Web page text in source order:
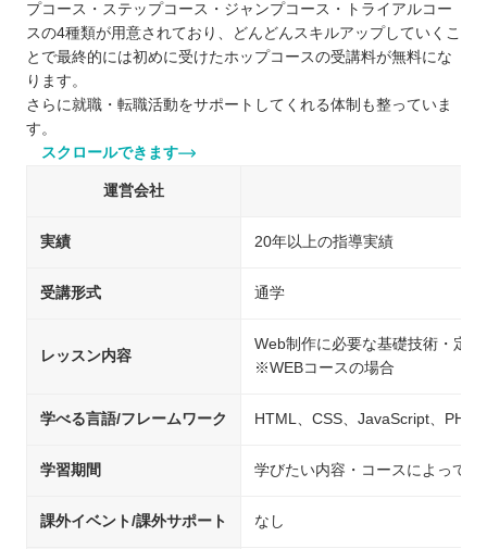
プコース・ステップコース・ジャンプコース・トライアルコー
スの4種類が用意されており、どんどんスキルアップしていくこ
とで最終的には初めに受けたホップコースの受講料が無料にな
ります。
さらに就職・転職活動をサポートしてくれる体制も整っていま
す。
スクロールできます
運営会社
実績 20年以上の指導実績
受講形式 通学
レッスン内容
Web制作に必要な基礎技術・定
※WEBコースの場合
学べる言語/フレームワーク HTML、CSS、JavaScript、PHP
学習期間 学びたい内容・コースによって異
課外イベント/課外サポート なし